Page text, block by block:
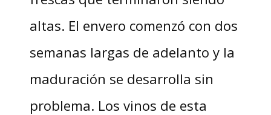
altas. El envero comenzó con dos
semanas largas de adelanto y la
maduración se desarrolla sin
problema. Los vinos de esta